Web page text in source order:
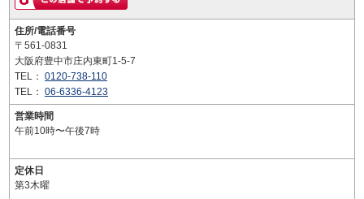
住所/電話番号
〒561-0831
大阪府豊中市庄内東町1-5-7
TEL： 0120-738-110
TEL： 06-6336-4123
営業時間
午前10時〜午後7時
定休日
第3木曜